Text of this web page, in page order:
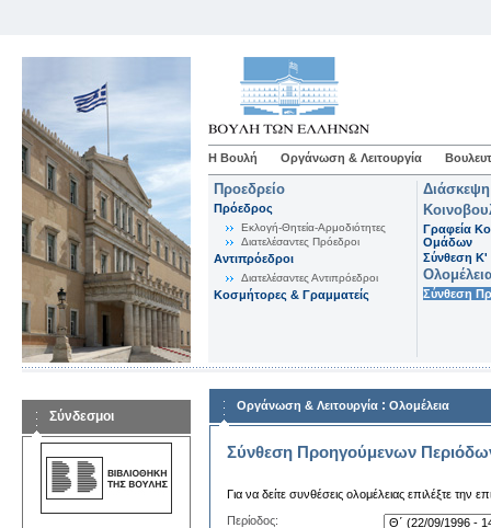
Η Βουλή Οργάνωση & Λειτουργία
Προεδρείο
Πρόεδρος
Εκλογή-Θητεία-Αρμοδιότητες
Διατελέσαντες Πρόεδροι
Αντιπρόεδροι
Διατελέσαντες Αντιπρόεδροι
Κοσμήτορες & Γραμματείς
Γραφεία
Ομάδων
Σύνθεση K'
Σύνθεση
Σύνδεσμοι
Οργάνωση & Λειτουργία : Ολομέλεια
Σύνθεση Προηγούμενων
Για να δείτε συνθέσεις ολομέλειας επιλέξτε την
Περίοδος: